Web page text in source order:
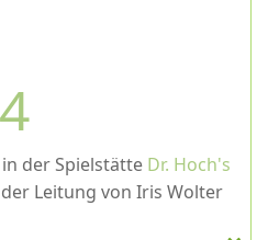
in der Spielstätte Dr. Hoch's
Leitung von Iris Wolter